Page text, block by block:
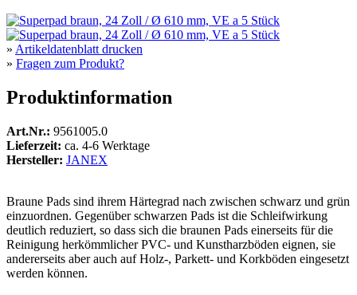
» Artikeldatenblatt drucken
» Fragen zum Produkt?
Produktinformation
Art.Nr.: 9561005.0
Lieferzeit: ca. 4-6 Werktage
Hersteller: JANEX
Braune Pads sind ihrem Härtegrad nach zwischen schwarz und grün
einzuordnen. Gegenüber schwarzen Pads ist die Schleifwirkung
deutlich reduziert, so dass sich die braunen Pads einerseits für die
Reinigung herkömmlicher PVC- und Kunstharzböden eignen, sie
andererseits aber auch auf Holz-, Parkett- und Korkböden eingesetzt
werden können.